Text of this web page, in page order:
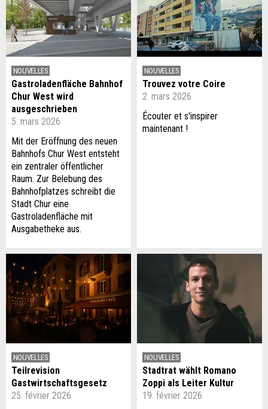
NOUVELLES
Gastroladenfläche Bahnhof
Chur West wird
ausgeschrieben
5. mars 2026
Mit der Eröffnung des neuen
Bahnhofs Chur West entsteht
ein zentraler öffentlicher
Raum. Zur Belebung des
Bahnhofplatzes schreibt die
Stadt Chur eine
Gastroladenfläche mit
Ausgabetheke aus.
NOUVELLES
Trouvez votre Coire
2. mars 2026
Écouter et s'inspirer
maintenant !
NOUVELLES
Teilrevision
Gastwirtschaftsgesetz
25. février 2026
NOUVELLES
Stadtrat wählt Romano
Zoppi als Leiter Kultur
19. février 2026